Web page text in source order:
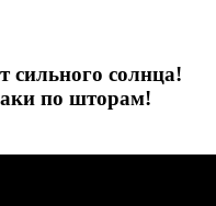
сильного солнца!
по шторам!